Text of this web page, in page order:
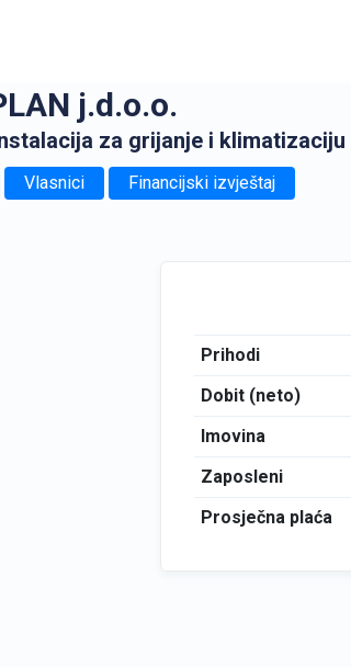
j.d.o.o.
za grijanje i klimatizaciju
Vlasnici Financijski izvještaj
Prihodi
Dobit (neto)
Imovina
Zaposleni
Prosječna plaća